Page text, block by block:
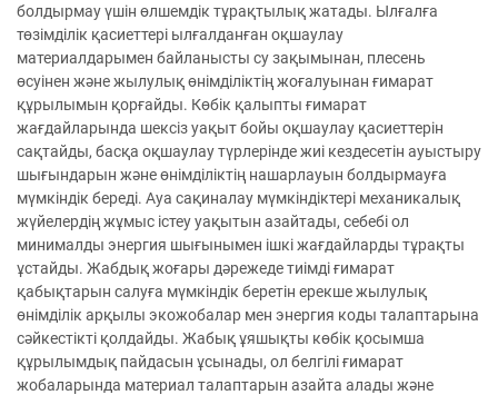
болдырмау үшін өлшемдік тұрақтылық жатады. Ылғалға
төзімділік қасиеттері ылғалданған оқшаулау
материалдарымен байланысты су зақымынан, плесень
өсуінен және жылулық өнімділіктің жоғалуынан ғимарат
құрылымын қорғайды. Көбік қалыпты ғимарат
жағдайларында шексіз уақыт бойы оқшаулау қасиеттерін
сақтайды, басқа оқшаулау түрлерінде жиі кездесетін ауыстыру
шығындарын және өнімділіктің нашарлауын болдырмауға
мүмкіндік береді. Ауа сақиналау мүмкіндіктері механикалық
жүйелердің жұмыс істеу уақытын азайтады, себебі ол
минималды энергия шығынымен ішкі жағдайларды тұрақты
ұстайды. Жабдық жоғары дәрежеде тиімді ғимарат
қабықтарын салуға мүмкіндік беретін ерекше жылулық
өнімділік арқылы экожобалар мен энергия коды талаптарына
сәйкестікті қолдайды. Жабық ұяшықты көбік қосымша
құрылымдық пайдасын ұсынады, ол белгілі ғимарат
жобаларында материал талаптарын азайта алады және